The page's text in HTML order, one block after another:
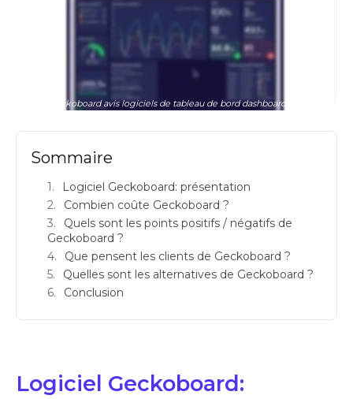
geckoboard avis logiciels de tableau de bord dashboard prix
Sommaire
Logiciel Geckoboard: présentation
Combien coûte Geckoboard ?
Quels sont les points positifs / négatifs de
Geckoboard ?
Que pensent les clients de Geckoboard ?
Quelles sont les alternatives de Geckoboard ?
Conclusion
Logiciel Geckoboard: